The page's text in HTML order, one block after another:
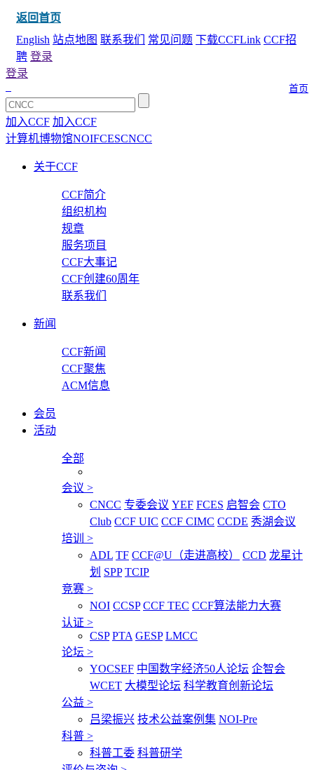
返回首页
English 站点地图 联系我们 常见问题 下载CCFLink CCF招
聘 登录
首页
登录
加入CCF 加入CCF
计算机博物馆NOIFCESCNCC
关于CCF
CCF简介
组织机构
规章
服务项目
CCF大事记
CCF创建60周年
联系我们
新闻
CCF新闻
CCF聚焦
ACM信息
会员
活动
全部
会议 >
CNCC 专委会议 YEF FCES 启智会 CTO
Club CCF UIC CCF CIMC CCDE 秀湖会议
培训 >
ADL TF CCF@U（走进高校） CCD 龙星计
划 SPP TCIP
竞赛 >
NOI CCSP CCF TEC CCF算法能力大赛
认证 >
CSP PTA GESP LMCC
论坛 >
YOCSEF 中国数字经济50人论坛 企智会
WCET 大模型论坛 科学教育创新论坛
公益 >
吕梁振兴 技术公益案例集 NOI-Pre
科普 >
科普工委 科普研学